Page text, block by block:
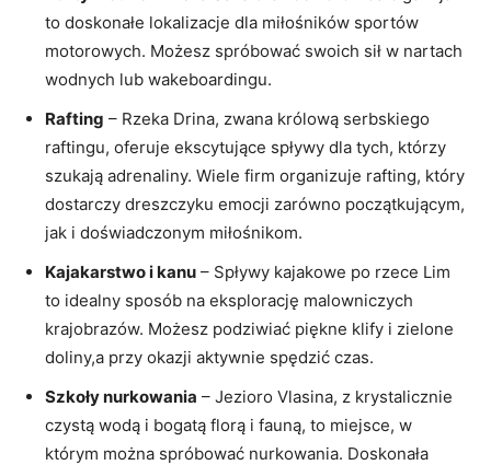
to doskonałe‌ lokalizacje dla miłośników sportów
⁤motorowych. Możesz spróbować swoich sił ‌w⁤ nartach
⁢wodnych lub wakeboardingu.
Rafting – Rzeka Drina, zwana królową serbskiego
‍raftingu, oferuje⁣ ekscytujące spływy dla tych, którzy⁣
szukają adrenaliny. ​Wiele firm organizuje ‍rafting, który
dostarczy dreszczyku emocji⁢ zarówno początkującym,
jak i doświadczonym⁤ miłośnikom.
Kajakarstwo i kanu – Spływy kajakowe ​po rzece Lim
to idealny sposób na eksplorację malowniczych
krajobrazów. Możesz podziwiać piękne ‌klify i zielone
doliny,a przy okazji aktywnie spędzić ‍czas.
Szkoły⁤ nurkowania – Jezioro Vlasina, z krystalicznie
czystą wodą i bogatą florą i fauną, ‌to miejsce, w
którym można spróbować nurkowania. Doskonała⁣